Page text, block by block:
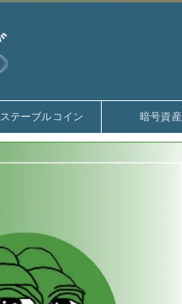
ステーブルコイン 暗号資産